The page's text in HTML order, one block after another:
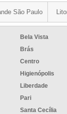
São Paulo
Bela Vista
Brás
Centro
Higienópolis
Liberdade
Pari
Santa Cecília